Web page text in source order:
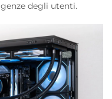
degli utenti.